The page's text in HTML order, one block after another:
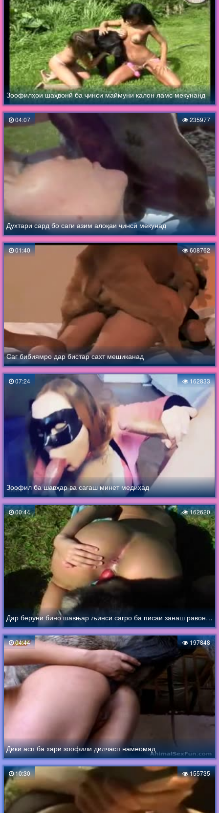
Зоофилҳои шаҳвонӣ ба ҷинси маймуни калон ламс мекунанд
04:07 235977
Духтари сард бо саги азим алоқаи ҷинсӣ мекунад
01:40 608762
Саг бибиямро дар бистар сахт мешиканад
07:24 162833
Зоофил ба шавҳар ва сагаш минет медиҳад
00:44 162620
Дар беруни бино шавњар љинси сагро ба писаи занаш равона мекунад
04:44 197848
Дики асп ба хари зоофили дилчасп намеомад
10:30 155735